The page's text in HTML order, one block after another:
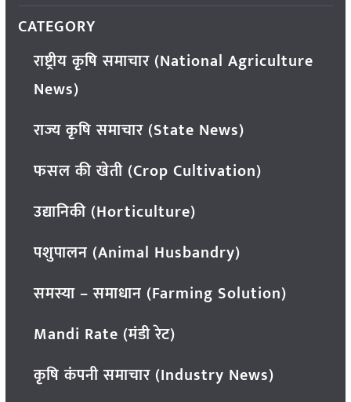
CATEGORY
राष्ट्रीय कृषि समाचार (National Agriculture
News)
राज्य कृषि समाचार (State News)
फसल की खेती (Crop Cultivation)
उद्यानिकी (Horticulture)
पशुपालन (Animal Husbandry)
समस्या – समाधान (Farming Solution)
Mandi Rate (मंडी रेट)
कृषि कंपनी समाचार (Industry News)